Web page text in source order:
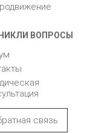
ВОПРОСЫ
связь